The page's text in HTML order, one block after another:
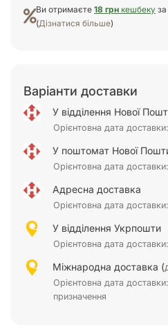
Ви отримаєте 18 грн кешбеку
(Дізнатися більше)
Варіанти доставки
У відділення Нової
Орієнтовна дата доставки:
У поштомат Нової
Орієнтовна дата доставки:
Адресна доставка
Орієнтовна дата доставки:
У відділення Укрпошти
Орієнтовна дата доставки:
Міжнародна доставка (
Орієнтовна дата доставки:
призначення